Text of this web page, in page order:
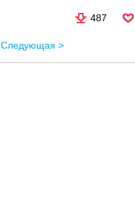
487
Следующая >